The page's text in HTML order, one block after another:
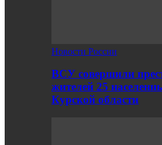
Новости России
ВСУ совершили
жителей 25
Курской области